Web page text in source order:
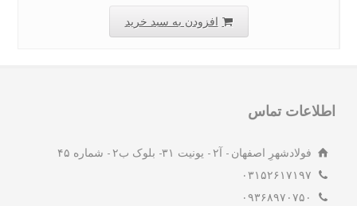
افزودن به سبد خرید
تماس
فولادشهرِ اصفهان - آ۲ - یونیت ۳۱- بلوک ب۲ - شماره ۴۵
۰۳۱۵۲۶۱۷۱۹۷
۰۹۳۶۸۹۷۰۷۵۰